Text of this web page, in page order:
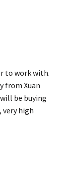
to work with.
from Xuan
be buying
high